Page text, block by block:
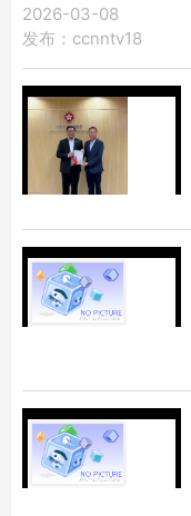
2026-03-08
发布：ccnntv18